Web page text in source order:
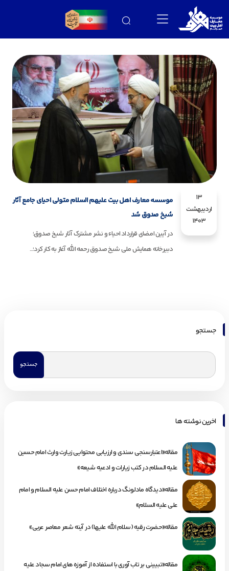
13
اردیبهشت
1403
موسسه معارف اهل بیت علیهم السلام متولی احیای جامع آثار
شیخ صدوق شد
در آیین امضای قرارداد احیاء و نشر مشترک آثار شیخ صدوق؛
دبیرخانه همایش ملی شیخ صدوق رحمه الله آغاز به کار کرد؛...
جستجو
اخرین نوشته ها
مقاله«اعتبارسنجی سندی و ارزیابی محتوایی زیارت وارث امام حسین
علیه السلام در کتب زیارات و ادعیه شیعه»
مقاله«دیدگاه مادلونگ درباره اختلاف امام حسن علیه السلام و امام
علی علیه السلام»
مقاله«حضرت رقیه (سلام الله علیها) در آینه شعر معاصر عربی»
مقاله«تبیینی بر تاب آوری با استفاده از آموزه های امام سجاد علیه